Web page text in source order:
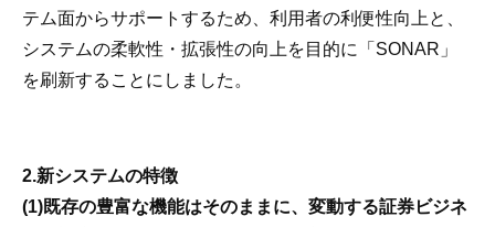
テム面からサポートするため、利用者の利便性向上と、
システムの柔軟性・拡張性の向上を目的に「SONAR」
を刷新することにしました。
2.新システムの特徴
(1)既存の豊富な機能はそのままに、変動する証券ビジネ